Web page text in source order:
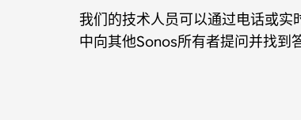
我们的技术人员可以通过电话或
中向其他Sonos所有者提问并找到